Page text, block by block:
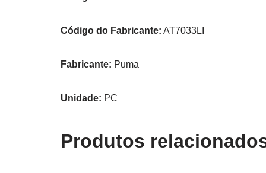
Código do Fabricante: AT7033LI
Fabricante: Puma
Unidade: PC
Produtos